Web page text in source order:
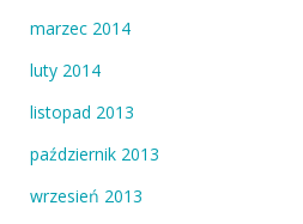
marzec 2014
luty 2014
listopad 2013
październik 2013
wrzesień 2013